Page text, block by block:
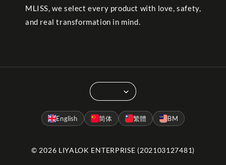
MLISS, we select every product with love, safety,
and real transformation in mind.
English 简体 繁體 BM
© 2026 LIYALOK ENTERPRISE (202103127481)